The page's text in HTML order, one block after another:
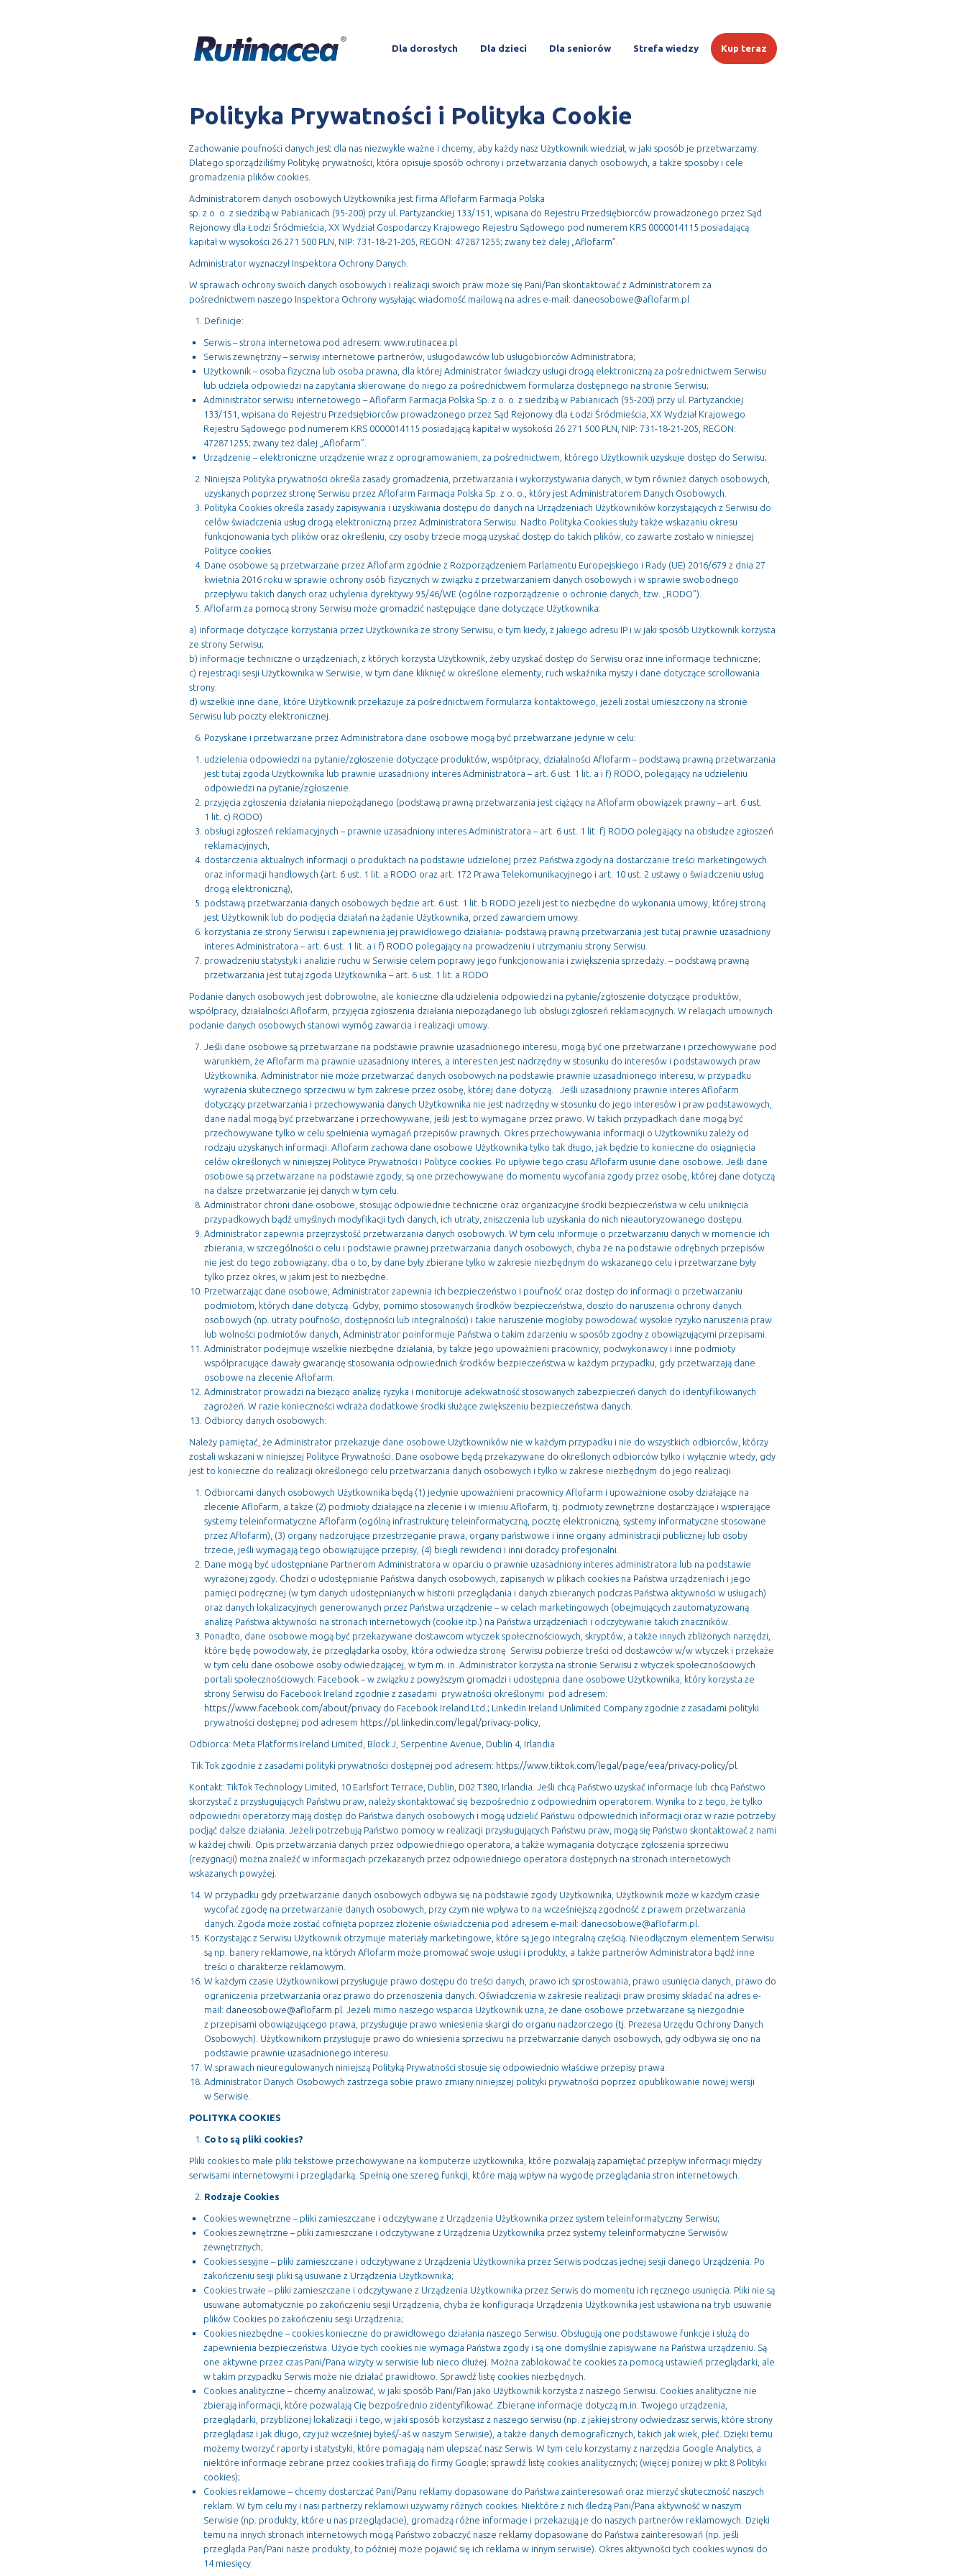
Dla dorosłych Dla dzieci Dla seniorów Strefa wiedzy Kup teraz
Polityka Prywatności i Polityka Cookie
Zachowanie poufności danych jest dla nas niezwykle ważne i chcemy, aby każdy nasz Użytkownik wiedział, w jaki sposób je przetwarzamy.
Dlatego sporządziliśmy Politykę prywatności, która opisuje sposób ochrony i przetwarzania danych osobowych, a także sposoby i cele
gromadzenia plików cookies.
Administratorem danych osobowych Użytkownika jest firma Aflofarm Farmacja Polska
sp. z o. o. z siedzibą w Pabianicach (95-200) przy ul. Partyzanckiej 133/151, wpisana do Rejestru Przedsiębiorców prowadzonego przez Sąd
Rejonowy dla Łodzi Śródmieścia, XX Wydział Gospodarczy Krajowego Rejestru Sądowego pod numerem KRS 0000014115 posiadającą
kapitał w wysokości 26 271 500 PLN, NIP: 731-18-21-205, REGON: 472871255; zwany też dalej „Aflofarm”.
Administrator wyznaczył Inspektora Ochrony Danych.
W sprawach ochrony swoich danych osobowych i realizacji swoich praw może się Pani/Pan skontaktować z Administratorem za
pośrednictwem naszego Inspektora Ochrony wysyłając wiadomość mailową na adres e-mail: daneosobowe@aflofarm.pl
Definicje:
Serwis – strona internetowa pod adresem: www.rutinacea.pl
Serwis zewnętrzny – serwisy internetowe partnerów, usługodawców lub usługobiorców Administratora;
Użytkownik – osoba fizyczna lub osoba prawna, dla której Administrator świadczy usługi drogą elektroniczną za pośrednictwem Serwisu
lub udziela odpowiedzi na zapytania skierowane do niego za pośrednictwem formularza dostępnego na stronie Serwisu;
Administrator serwisu internetowego – Aflofarm Farmacja Polska Sp. z o. o. z siedzibą w Pabianicach (95-200) przy ul. Partyzanckiej
133/151, wpisana do Rejestru Przedsiębiorców prowadzonego przez Sąd Rejonowy dla Łodzi Śródmieścia, XX Wydział Krajowego
Rejestru Sądowego pod numerem KRS 0000014115 posiadającą kapitał w wysokości 26 271 500 PLN, NIP: 731-18-21-205, REGON:
472871255; zwany też dalej „Aflofarm”.
Urządzenie – elektroniczne urządzenie wraz z oprogramowaniem, za pośrednictwem, którego Użytkownik uzyskuje dostęp do Serwisu;
Niniejsza Polityka prywatności określa zasady gromadzenia, przetwarzania i wykorzystywania danych, w tym również danych osobowych,
uzyskanych poprzez stronę Serwisu przez Aflofarm Farmacja Polska Sp. z o. o., który jest Administratorem Danych Osobowych.
Polityka Cookies określa zasady zapisywania i uzyskiwania dostępu do danych na Urządzeniach Użytkowników korzystających z Serwisu do
celów świadczenia usług drogą elektroniczną przez Administratora Serwisu. Nadto Polityka Cookies służy także wskazaniu okresu
funkcjonowania tych plików oraz określeniu, czy osoby trzecie mogą uzyskać dostęp do takich plików, co zawarte zostało w niniejszej
Polityce cookies.
Dane osobowe są przetwarzane przez Aflofarm zgodnie z Rozporządzeniem Parlamentu Europejskiego i Rady (UE) 2016/679 z dnia 27
kwietnia 2016 roku w sprawie ochrony osób fizycznych w związku z przetwarzaniem danych osobowych i w sprawie swobodnego
przepływu takich danych oraz uchylenia dyrektywy 95/46/WE (ogólne rozporządzenie o ochronie danych, tzw. „RODO”).
Aflofarm za pomocą strony Serwisu może gromadzić następujące dane dotyczące Użytkownika:
a) informacje dotyczące korzystania przez Użytkownika ze strony Serwisu, o tym kiedy, z jakiego adresu IP i w jaki sposób Użytkownik korzysta
ze strony Serwisu;
b) informacje techniczne o urządzeniach, z których korzysta Użytkownik, żeby uzyskać dostęp do Serwisu oraz inne informacje techniczne;
c) rejestracji sesji Użytkownika w Serwisie, w tym dane kliknięć w określone elementy, ruch wskaźnika myszy i dane dotyczące scrollowania
strony.
d) wszelkie inne dane, które Użytkownik przekazuje za pośrednictwem formularza kontaktowego, jeżeli został umieszczony na stronie
Serwisu lub poczty elektronicznej.
Pozyskane i przetwarzane przez Administratora dane osobowe mogą być przetwarzane jedynie w celu:
udzielenia odpowiedzi na pytanie/zgłoszenie dotyczące produktów, współpracy, działalności Aflofarm – podstawą prawną przetwarzania
jest tutaj zgoda Użytkownika lub prawnie uzasadniony interes Administratora – art. 6 ust. 1 lit. a i f) RODO, polegający na udzieleniu
odpowiedzi na pytanie/zgłoszenie.
przyjęcia zgłoszenia działania niepożądanego (podstawą prawną przetwarzania jest ciążący na Aflofarm obowiązek prawny – art. 6 ust.
1 lit. c) RODO)
obsługi zgłoszeń reklamacyjnych – prawnie uzasadniony interes Administratora – art. 6 ust. 1 lit. f) RODO polegający na obsłudze zgłoszeń
reklamacyjnych,
dostarczenia aktualnych informacji o produktach na podstawie udzielonej przez Państwa zgody na dostarczanie treści marketingowych
oraz informacji handlowych (art. 6 ust. 1 lit. a RODO oraz art. 172 Prawa Telekomunikacyjnego i art. 10 ust. 2 ustawy o świadczeniu usług
drogą elektroniczną),
podstawą przetwarzania danych osobowych będzie art. 6 ust. 1 lit. b RODO jeżeli jest to niezbędne do wykonania umowy, której stroną
jest Użytkownik lub do podjęcia działań na żądanie Użytkownika, przed zawarciem umowy.
korzystania ze strony Serwisu i zapewnienia jej prawidłowego działania- podstawą prawną przetwarzania jest tutaj prawnie uzasadniony
interes Administratora – art. 6 ust. 1 lit. a i f) RODO polegający na prowadzeniu i utrzymaniu strony Serwisu.
prowadzeniu statystyk i analizie ruchu w Serwisie celem poprawy jego funkcjonowania i zwiększenia sprzedaży. – podstawą prawną
przetwarzania jest tutaj zgoda Użytkownika – art. 6 ust. 1 lit. a RODO
Podanie danych osobowych jest dobrowolne, ale konieczne dla udzielenia odpowiedzi na pytanie/zgłoszenie dotyczące produktów,
współpracy, działalności Aflofarm, przyjęcia zgłoszenia działania niepożądanego lub obsługi zgłoszeń reklamacyjnych. W relacjach umownych
podanie danych osobowych stanowi wymóg zawarcia i realizacji umowy.
Jeśli dane osobowe są przetwarzane na podstawie prawnie uzasadnionego interesu, mogą być one przetwarzane i przechowywane pod
warunkiem, że Aflofarm ma prawnie uzasadniony interes, a interes ten jest nadrzędny w stosunku do interesów i podstawowych praw
Użytkownika. Administrator nie może przetwarzać danych osobowych na podstawie prawnie uzasadnionego interesu, w przypadku
wyrażenia skutecznego sprzeciwu w tym zakresie przez osobę, której dane dotyczą. Jeśli uzasadniony prawnie interes Aflofarm
dotyczący przetwarzania i przechowywania danych Użytkownika nie jest nadrzędny w stosunku do jego interesów i praw podstawowych,
dane nadal mogą być przetwarzane i przechowywane, jeśli jest to wymagane przez prawo. W takich przypadkach dane mogą być
przechowywane tylko w celu spełnienia wymagań przepisów prawnych. Okres przechowywania informacji o Użytkowniku zależy od
rodzaju uzyskanych informacji. Aflofarm zachowa dane osobowe Użytkownika tylko tak długo, jak będzie to konieczne do osiągnięcia
celów określonych w niniejszej Polityce Prywatności i Polityce cookies. Po upływie tego czasu Aflofarm usunie dane osobowe. Jeśli dane
osobowe są przetwarzane na podstawie zgody, są one przechowywane do momentu wycofania zgody przez osobę, której dane dotyczą
na dalsze przetwarzanie jej danych w tym celu.
Administrator chroni dane osobowe, stosując odpowiednie techniczne oraz organizacyjne środki bezpieczeństwa w celu uniknięcia
przypadkowych bądź umyślnych modyfikacji tych danych, ich utraty, zniszczenia lub uzyskania do nich nieautoryzowanego dostępu.
Administrator zapewnia przejrzystość przetwarzania danych osobowych. W tym celu informuje o przetwarzaniu danych w momencie ich
zbierania, w szczególności o celu i podstawie prawnej przetwarzania danych osobowych, chyba że na podstawie odrębnych przepisów
nie jest do tego zobowiązany; dba o to, by dane były zbierane tylko w zakresie niezbędnym do wskazanego celu i przetwarzane były
tylko przez okres, w jakim jest to niezbędne.
Przetwarzając dane osobowe, Administrator zapewnia ich bezpieczeństwo i poufność oraz dostęp do informacji o przetwarzaniu
podmiotom, których dane dotyczą. Gdyby, pomimo stosowanych środków bezpieczeństwa, doszło do naruszenia ochrony danych
osobowych (np. utraty poufności, dostępności lub integralności) i takie naruszenie mogłoby powodować wysokie ryzyko naruszenia praw
lub wolności podmiotów danych, Administrator poinformuje Państwa o takim zdarzeniu w sposób zgodny z obowiązującymi przepisami.
Administrator podejmuje wszelkie niezbędne działania, by także jego upoważnieni pracownicy, podwykonawcy i inne podmioty
współpracujące dawały gwarancję stosowania odpowiednich środków bezpieczeństwa w każdym przypadku, gdy przetwarzają dane
osobowe na zlecenie Aflofarm.
Administrator prowadzi na bieżąco analizę ryzyka i monitoruje adekwatność stosowanych zabezpieczeń danych do identyfikowanych
zagrożeń. W razie konieczności wdraża dodatkowe środki służące zwiększeniu bezpieczeństwa danych.
Odbiorcy danych osobowych:
Należy pamiętać, że Administrator przekazuje dane osobowe Użytkowników nie w każdym przypadku i nie do wszystkich odbiorców, którzy
zostali wskazani w niniejszej Polityce Prywatności. Dane osobowe będą przekazywane do określonych odbiorców tylko i wyłącznie wtedy, gdy
jest to konieczne do realizacji określonego celu przetwarzania danych osobowych i tylko w zakresie niezbędnym do jego realizacji.
Odbiorcami danych osobowych Użytkownika będą (1) jedynie upoważnieni pracownicy Aflofarm i upoważnione osoby działające na
zlecenie Aflofarm, a także (2) podmioty działające na zlecenie i w imieniu Aflofarm, tj. podmioty zewnętrzne dostarczające i wspierające
systemy teleinformatyczne Aflofarm (ogólną infrastrukturę teleinformatyczną, pocztę elektroniczną, systemy informatyczne stosowane
przez Aflofarm), (3) organy nadzorujące przestrzeganie prawa, organy państwowe i inne organy administracji publicznej lub osoby
trzecie, jeśli wymagają tego obowiązujące przepisy, (4) biegli rewidenci i inni doradcy profesjonalni.
Dane mogą być udostępniane Partnerom Administratora w oparciu o prawnie uzasadniony interes administratora lub na podstawie
wyrażonej zgody. Chodzi o udostępnianie Państwa danych osobowych, zapisanych w plikach cookies na Państwa urządzeniach i jego
pamięci podręcznej (w tym danych udostępnianych w historii przeglądania i danych zbieranych podczas Państwa aktywności w usługach)
oraz danych lokalizacyjnych generowanych przez Państwa urządzenie – w celach marketingowych (obejmujących zautomatyzowaną
analizę Państwa aktywności na stronach internetowych (cookie itp.) na Państwa urządzeniach i odczytywanie takich znaczników.
Ponadto, dane osobowe mogą być przekazywane dostawcom wtyczek społecznościowych, skryptów, a także innych zbliżonych narzędzi,
które będę powodowały, że przeglądarka osoby, która odwiedza stronę Serwisu pobierze treści od dostawców w/w wtyczek i przekaże
w tym celu dane osobowe osoby odwiedzającej, w tym m. in. Administrator korzysta na stronie Serwisu z wtyczek społecznościowych
portali społecznościowych: Facebook – w związku z powyższym gromadzi i udostępnia dane osobowe Użytkownika, który korzysta ze
strony Serwisu do Facebook Ireland zgodnie z zasadami prywatności określonymi pod adresem:
https://www.facebook.com/about/privacydo Facebook Ireland Ltd.; LinkedIn Ireland Unlimited Company zgodnie z zasadami polityki
prywatności dostępnej pod adresem https://pl.linkedin.com/legal/privacy-policy,
Odbiorca: Meta Platforms Ireland Limited, Block J, Serpentine Avenue, Dublin 4, Irlandia
Tik Tok zgodnie z zasadami polityki prywatności dostępnej pod adresem: https://www.tiktok.com/legal/page/eea/privacy-policy/pl
Kontakt: TikTok Technology Limited, 10 Earlsfort Terrace, Dublin, D02 T380, Irlandia. Jeśli chcą Państwo uzyskać informacje lub chcą Państwo
skorzystać z przysługujących Państwu praw, należy skontaktować się bezpośrednio z odpowiednim operatorem. Wynika to z tego, że tylko
odpowiedni operatorzy mają dostęp do Państwa danych osobowych i mogą udzielić Państwu odpowiednich informacji oraz w razie potrzeby
podjąć dalsze działania. Jeżeli potrzebują Państwo pomocy w realizacji przysługujących Państwu praw, mogą się Państwo skontaktować z nami
w każdej chwili. Opis przetwarzania danych przez odpowiedniego operatora, a także wymagania dotyczące zgłoszenia sprzeciwu
(rezygnacji) można znaleźć w informacjach przekazanych przez odpowiedniego operatora dostępnych na stronach internetowych
wskazanych powyżej.
W przypadku gdy przetwarzanie danych osobowych odbywa się na podstawie zgody Użytkownika, Użytkownik może w każdym czasie
wycofać zgodę na przetwarzanie danych osobowych, przy czym nie wpływa to na wcześniejszą zgodność z prawem przetwarzania
danych. Zgoda może zostać cofnięta poprzez złożenie oświadczenia pod adresem e-mail: daneosobowe@aflofarm.pl.
Korzystając z Serwisu Użytkownik otrzymuje materiały marketingowe, które są jego integralną częścią. Nieodłącznym elementem Serwisu
są np. banery reklamowe, na których Aflofarm może promować swoje usługi i produkty, a także partnerów Administratora bądź inne
treści o charakterze reklamowym.
W każdym czasie Użytkownikowi przysługuje prawo dostępu do treści danych, prawo ich sprostowania, prawo usunięcia danych, prawo do
ograniczenia przetwarzania oraz prawo do przenoszenia danych. Oświadczenia w zakresie realizacji praw prosimy składać na adres e-
mail: daneosobowe@aflofarm.pl
. Jeżeli mimo naszego wsparcia Użytkownik uzna, że dane osobowe przetwarzane są niezgodnie
z przepisami obowiązującego prawa, przysługuje prawo wniesienia skargi do organu nadzorczego (tj. Prezesa Urzędu Ochrony Danych
Osobowych). Użytkownikom przysługuje prawo do wniesienia sprzeciwu na przetwarzanie danych osobowych, gdy odbywa się ono na
podstawie prawnie uzasadnionego interesu.
W sprawach nieuregulowanych niniejszą Polityką Prywatności stosuje się odpowiednio właściwe przepisy prawa.
Administrator Danych Osobowych zastrzega sobie prawo zmiany niniejszej polityki prywatności poprzez opublikowanie nowej wersji
w Serwisie.
POLITYKA COOKIES
Co to są pliki cookies?
Pliki cookies to małe pliki tekstowe przechowywane na komputerze użytkownika, które pozwalają zapamiętać przepływ informacji między
serwisami internetowymi i przeglądarką. Spełnią one szereg funkcji, które mają wpływ na wygodę przeglądania stron internetowych.
Rodzaje Cookies
Cookies wewnętrzne – pliki zamieszczane i odczytywane z Urządzenia Użytkownika przez system teleinformatyczny Serwisu;
Cookies zewnętrzne – pliki zamieszczane i odczytywane z Urządzenia Użytkownika przez systemy teleinformatyczne Serwisów
zewnętrznych;
Cookies sesyjne – pliki zamieszczane i odczytywane z Urządzenia Użytkownika przez Serwis podczas jednej sesji danego Urządzenia. Po
zakończeniu sesji pliki są usuwane z Urządzenia Użytkownika;
Cookies trwałe – pliki zamieszczane i odczytywane z Urządzenia Użytkownika przez Serwis do momentu ich ręcznego usunięcia. Pliki nie są
usuwane automatycznie po zakończeniu sesji Urządzenia, chyba że konfiguracja Urządzenia Użytkownika jest ustawiona na tryb usuwanie
plików Cookies po zakończeniu sesji Urządzenia;
Cookies niezbędne – cookies konieczne do prawidłowego działania naszego Serwisu. Obsługują one podstawowe funkcje i służą do
zapewnienia bezpieczeństwa. Użycie tych cookies nie wymaga Państwa zgody i są one domyślnie zapisywane na Państwa urządzeniu. Są
one aktywne przez czas Pani/Pana wizyty w serwisie lub nieco dłużej. Można zablokować te cookies za pomocą ustawień przeglądarki, ale
w takim przypadku Serwis może nie działać prawidłowo. Sprawdź listę cookies niezbędnych.
Cookies analityczne – chcemy analizować, w jaki sposób Pani/Pan jako Użytkownik korzysta z naszego Serwisu. Cookies analityczne nie
zbierają informacji, które pozwalają Cię bezpośrednio zidentyfikować. Zbierane informacje dotyczą m.in. Twojego urządzenia,
przeglądarki, przybliżonej lokalizacji i tego, w jaki sposób korzystasz z naszego serwisu (np. z jakiej strony odwiedzasz serwis, które strony
przeglądasz i jak długo, czy już wcześniej byłeś/-aś w naszym Serwisie), a także danych demograficznych, takich jak wiek, płeć. Dzięki temu
możemy tworzyć raporty i statystyki, które pomagają nam ulepszać nasz Serwis. W tym celu korzystamy z narzędzia Google Analytics, a
niektóre informacje zebrane przez cookies trafiają do firmy Google; sprawdź listę cookies analitycznych; (więcej poniżej w pkt 8 Polityki
cookies);
Cookies reklamowe – chcemy dostarczać Pani/Panu reklamy dopasowane do Państwa zainteresowań oraz mierzyć skuteczność naszych
reklam. W tym celu my i nasi partnerzy reklamowi używamy różnych cookies. Niektóre z nich śledzą Pani/Pana aktywność w naszym
Serwisie (np. produkty, które u nas przeglądacie), gromadzą różne informacje i przekazują je do naszych partnerów reklamowych. Dzięki
temu na innych stronach internetowych mogą Państwo zobaczyć nasze reklamy dopasowane do Państwa zainteresowań (np. jeśli
przegląda Pan/Pani nasze produkty, to później może pojawić się ich reklama w innym serwisie). Okres aktywności tych cookies wynosi do
14 miesięcy.